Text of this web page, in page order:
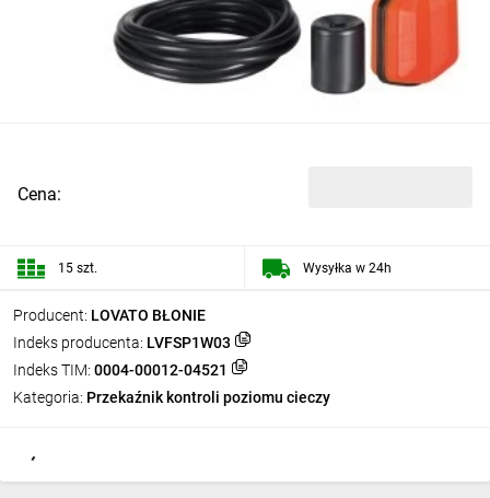
Producent: LOVATO BŁONIE
Indeks producenta: LVFSP1W03
Indeks TIM: 0004-00012-04521
Kategoria: Przekaźnik kontroli poziomu cieczy
Cena:
15 szt. Wysyłka w 24h